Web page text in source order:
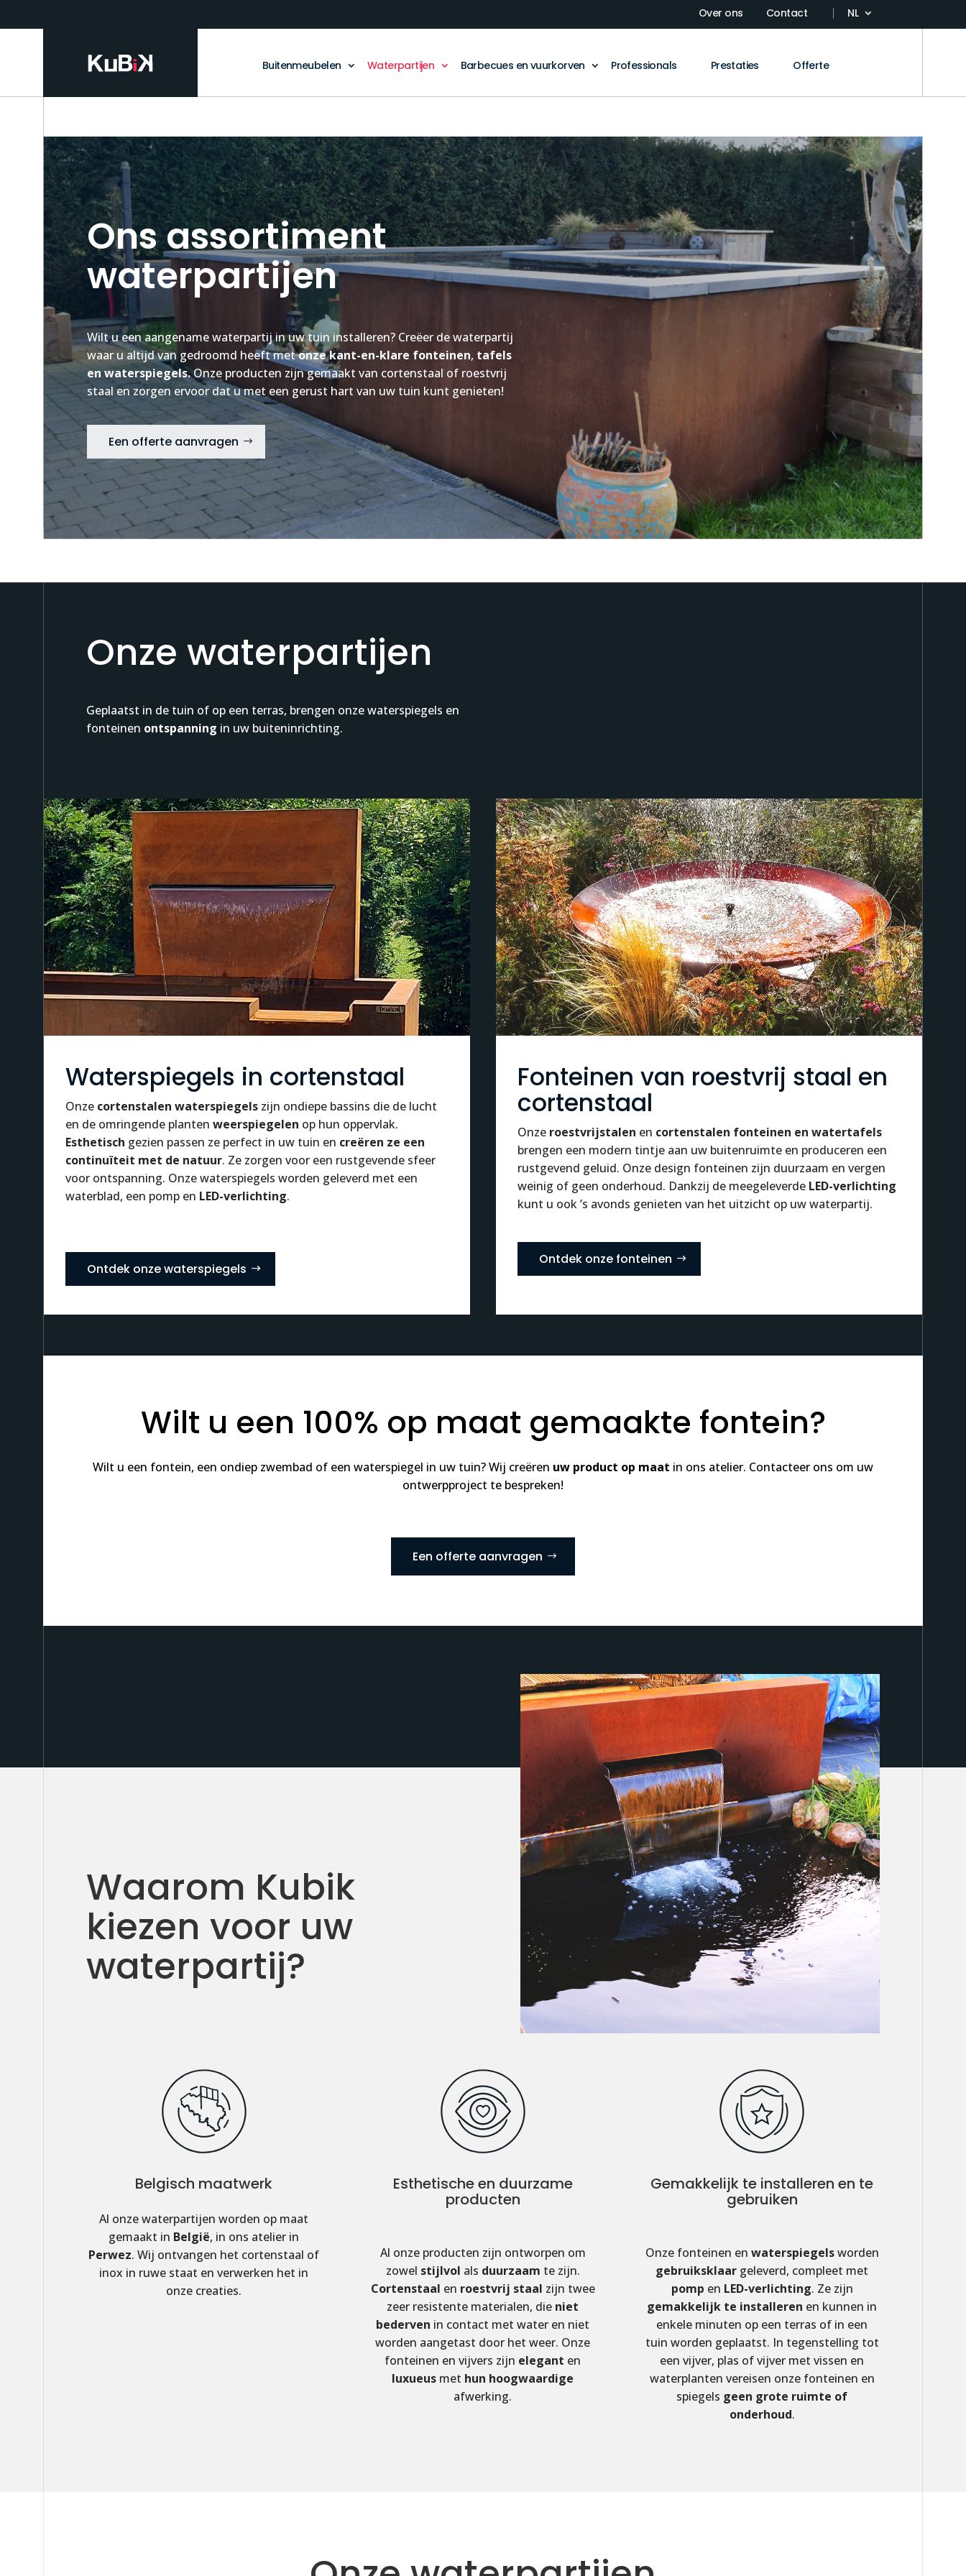
Over ons Contact NL
Buitenmeubelen Waterpartijen Barbecues en vuurkorven Professionals Prestaties Offerte
Ons assortiment
waterpartijen
Wilt u een aangename waterpartij in uw tuin installeren? Creëer de waterpartij
waar u altijd van gedroomd heeft metonze kant-en-klare fonteinen, tafels
en waterspiegels.Onze producten zijn gemaakt van cortenstaal of roestvrij
staal en zorgen ervoor dat u met een gerust hart van uw tuin kunt genieten!
Een offerte aanvragen
Onze waterpartijen
Geplaatst in de tuin of op een terras, brengen onze waterspiegels en
fonteinen ontspanning in uw buiteninrichting.
Waterspiegels in cortenstaal
Onze cortenstalen waterspiegels zijn ondiepe bassins die de lucht
en de omringende planten weerspiegelen op hun oppervlak.
Esthetisch gezien passen ze perfect in uw tuin en creëren ze een
continuïteit met de natuur. Ze zorgen voor een rustgevende sfeer
voor ontspanning. Onze waterspiegels worden geleverd met een
waterblad, een pomp en LED-verlichting.
Ontdek onze waterspiegels
Fonteinen van roestvrij staal en
cortenstaal
Onze roestvrijstalen en cortenstalen fonteinen en watertafels
brengen een modern tintje aan uw buitenruimte en produceren een
rustgevend geluid. Onze design fonteinen zijn duurzaam en vergen
weinig of geen onderhoud. Dankzij de meegeleverde LED-verlichting
kunt u ook ’s avonds genieten van het uitzicht op uw waterpartij.
Ontdek onze fonteinen
Wilt u een 100% op maat gemaakte fontein?
Wilt u een fontein, een ondiep zwembad of een waterspiegel in uw tuin? Wij creëren uw product op maat in ons atelier. Contacteer ons om uw
ontwerpproject te bespreken!
Een offerte aanvragen
Waarom Kubik
kiezen voor uw
waterpartij?
Belgisch maatwerk
Al onze waterpartijen worden op maat
gemaakt in België, in ons atelier in
Perwez. Wij ontvangen het cortenstaal of
inox in ruwe staat en verwerken het in
onze creaties.
Esthetische en duurzame
producten
Al onze producten zijn ontworpen om
zowel stijlvol als duurzaam te zijn.
Cortenstaal en roestvrij staal zijn twee
zeer resistente materialen, die niet
bederven in contact met water en niet
worden aangetast door het weer. Onze
fonteinen en vijvers zijn elegant en
luxueus met hun hoogwaardige
afwerking.
Gemakkelijk te installeren en te
gebruiken
Onze fonteinen en waterspiegelsworden
gebruiksklaar geleverd, compleet met
pomp en LED-verlichting. Ze zijn
gemakkelijk te installeren en kunnen in
enkele minuten op een terras of in een
tuin worden geplaatst. In tegenstelling tot
een vijver, plas of vijver met vissen en
waterplanten vereisen onze fonteinen en
spiegels geen grote ruimte of
onderhoud.